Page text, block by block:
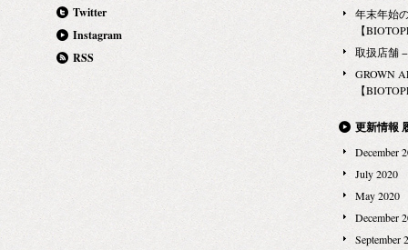
Twitter
Instagram
RSS
年末年始
【
取扱店舗
GROWN
【
更新情報
December
July 2020
May 2020
December
September